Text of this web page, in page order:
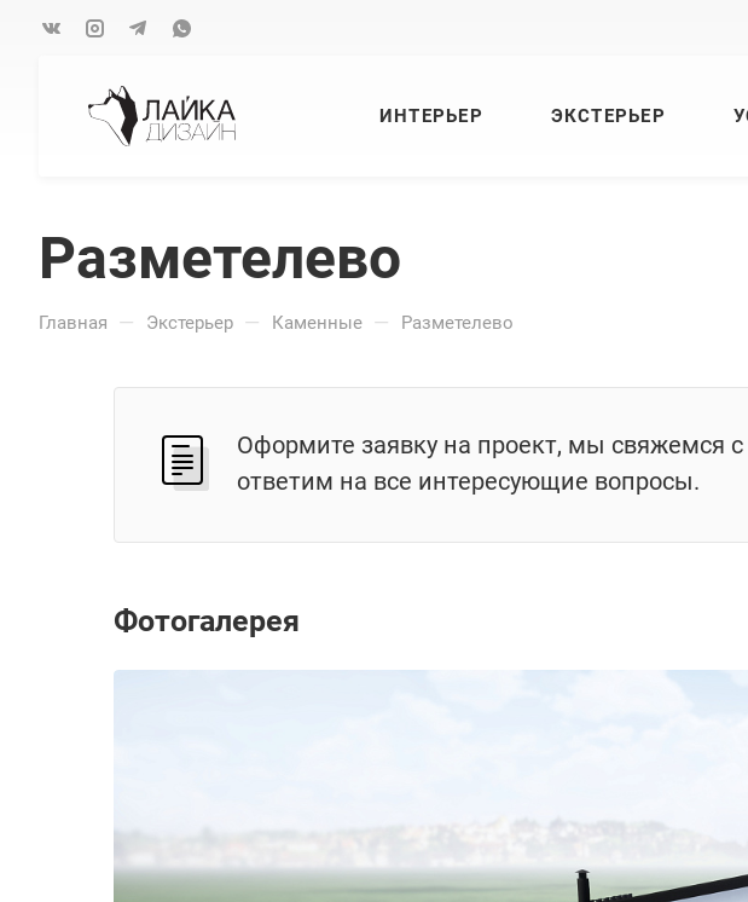
ИНТЕРЬЕР ЭКСТЕРЬЕР
Разметелево
Главная — Экстерьер — Каменные — Разметелево
Оформите заявку на проект, мы свяжемся
ответим на все интересующие вопросы.
Фотогалерея